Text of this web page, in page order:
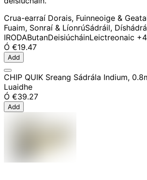
Crua-earraí Dorais, Fuinneoige & Geata
Fuaim, Sonraí & LíonrúSádráil,
IRODAButanDeisiúcháinLeictreonaic +4
Ó €19.47
Add
CHIP QUIK Sreang Sádrála Indium,
Luaidhe
Ó €39.27
Add